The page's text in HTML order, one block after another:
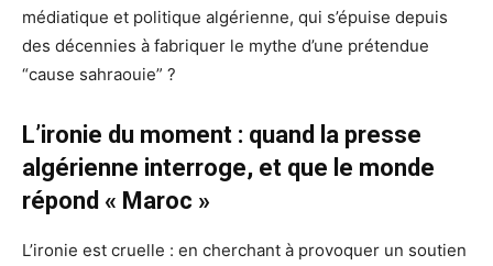
médiatique et politique algérienne, qui s’épuise depuis
des décennies à fabriquer le mythe d’une prétendue
“cause sahraouie” ?
L’ironie du moment : quand la presse
algérienne interroge, et que le monde
répond « Maroc »
L’ironie est cruelle : en cherchant à provoquer un soutien